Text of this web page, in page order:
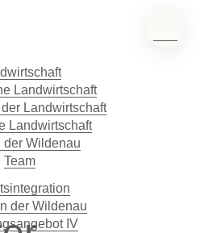
Landwirtschaft
Landwirtschaft
Landwirtschaft
der Wildenau
Team
der Wildenau
IV